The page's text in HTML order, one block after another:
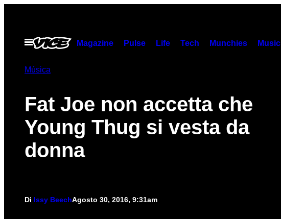
contenuto
Apri
Magazine Pulse Life Tech Munchies Music
Música
Fat Joe non accetta che
Young Thug si vesta da
donna
Di Issy BeechAgosto 30, 2016, 9:31am